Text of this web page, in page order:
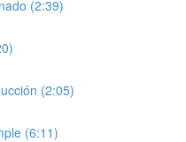
(2:39)
(2:05)
(6:11)